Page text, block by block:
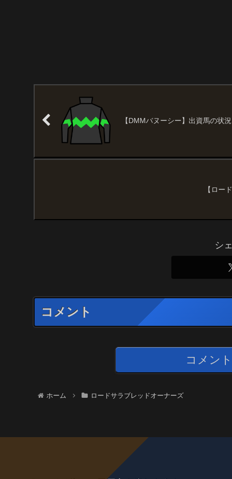
【DMMバヌーシー】出資馬の状
【ロー
シ
コメント
コメン
ホーム ロードサラブレッドオーナーズ